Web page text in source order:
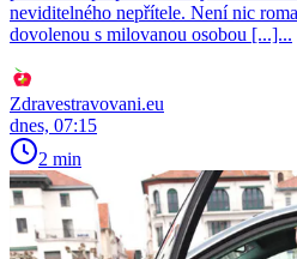
neviditelného nepřítele. Není nic
dovolenou s milovanou osobou [...]...
Zdravestravovani.eu
dnes, 07:15
2 min